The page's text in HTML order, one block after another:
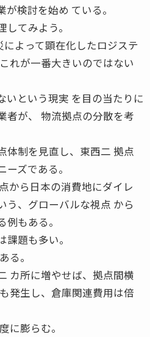
検討を始め ている。
てみよう。
よって顕在化したロジステ
れが一番大きいのではない
いという現実 を目の当たりに
者が、 物流拠点の分散を考
体制を見直し、東西二 拠点
ズである。
から日本の消費地にダイレ
う、グローバルな視点 から
もある。
題も多い。
る。
カ所に増やせば、拠点間横
発生し、倉庫関連費用は倍
に膨らむ。